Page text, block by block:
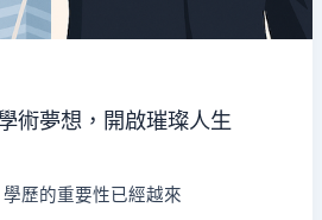
術夢想，開啟璀璨人生
歷的重要性已經越來